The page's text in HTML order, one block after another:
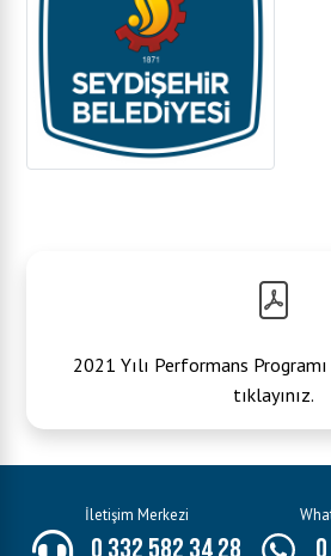
2021 Yılı Performans
tıklayınız.
İletişim Merkezi